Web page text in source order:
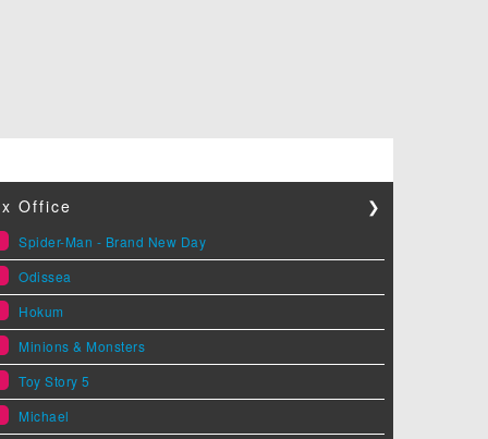
Office ❯
Spider-Man - Brand New Day
Odissea
Hokum
Minions & Monsters
Toy Story 5
Michael